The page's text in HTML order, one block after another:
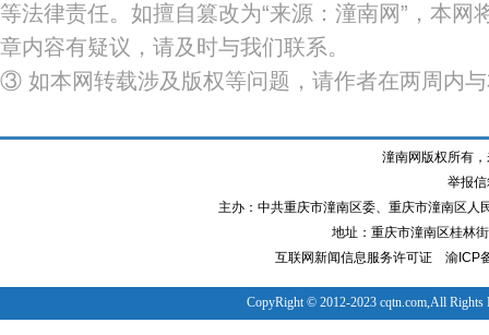
等法律责任。如擅自篡改为“来源：潼南网”，本网
章内容有疑议，请及时与我们联系。
③ 如本网转载涉及版权等问题，请作者在两周内
潼南网版权所有
举报
主办：中共重庆市潼南区委、重庆市潼南区
地址：重庆市潼南区桂林
互联网新闻信息服务许可证
渝ICP
CopyRight © 2012-2023 cqtn.com,All Rights